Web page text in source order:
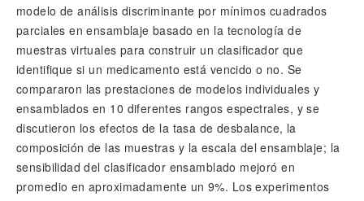
modelo de análisis discriminante por mínimos cuadrados
parciales en ensamblaje basado en la tecnología de
muestras virtuales para construir un clasificador que
identifique si un medicamento está vencido o no. Se
compararon las prestaciones de modelos individuales y
ensamblados en 10 diferentes rangos espectrales, y se
discutieron los efectos de la tasa de desbalance, la
composición de las muestras y la escala del ensamblaje; la
sensibilidad del clasificador ensamblado mejoró en
promedio en aproximadamente un 9%. Los experimentos